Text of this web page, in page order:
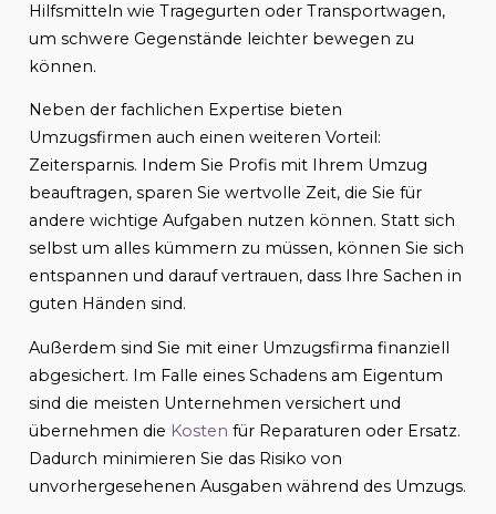
Hilfsmitteln wie Tragegurten oder Transportwagen,
um schwere Gegenstände leichter bewegen zu
können.
Neben der fachlichen Expertise bieten
Umzugsfirmen auch einen weiteren Vorteil:
Zeitersparnis. Indem Sie Profis mit Ihrem Umzug
beauftragen, sparen Sie wertvolle Zeit, die Sie für
andere wichtige Aufgaben nutzen können. Statt sich
selbst um alles kümmern zu müssen, können Sie sich
entspannen und darauf vertrauen, dass Ihre Sachen in
guten Händen sind.
Außerdem sind Sie mit einer Umzugsfirma finanziell
abgesichert. Im Falle eines Schadens am Eigentum
sind die meisten Unternehmen versichert und
übernehmen die Kosten für Reparaturen oder Ersatz.
Dadurch minimieren Sie das Risiko von
unvorhergesehenen Ausgaben während des Umzugs.